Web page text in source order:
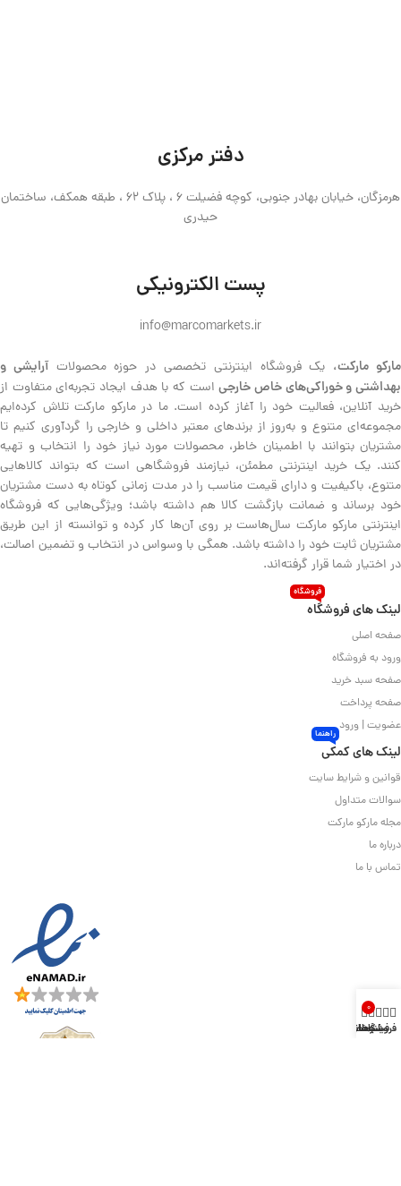
دفتر مرکزی
هرمزگان، خیابان بهادر جنوبی، کوچه فضیلت 6 ، پلاک 62 ، طبقه همکف، ساختمان
حیدری
پست الکترونیکی
info@marcomarkets.ir
مارکو مارکت، یک فروشگاه اینترنتی تخصصی در حوزه محصولاتآرایشی و
بهداشتی و خوراکی‌های خاص خارجیاست که با هدف ایجاد تجربه‌ای متفاوت از
خرید آنلاین، فعالیت خود را آغاز کرده است. ما در مارکو مارکت تلاش کرده‌ایم
مجموعه‌ای متنوع و به‌روز از برندهای معتبر داخلی و خارجی را گردآوری کنیم تا
مشتریان بتوانند با اطمینان خاطر، محصولات مورد نیاز خود را انتخاب و تهیه
کنند. یک خرید اینترنتی مطمئن، نیازمند فروشگاهی است که بتواند کالاهایی
متنوع، باکیفیت و دارای قیمت مناسب را در مدت زمانی کوتاه به دست مشتریان
خود برساند و ضمانت بازگشت کالا هم داشته باشد؛ ویژگی‌هایی که فروشگاه
اینترنتی مارکو مارکت سال‌هاست بر روی آن‌ها کار کرده و توانسته از این طریق
مشتریان ثابت خود را داشته باشد. همگی با وسواس در انتخاب و تضمین اصالت،
در اختیار شما قرار گرفته‌اند.
لینک های فروشگاه
فروشگاه
صفحه اصلی
ورود به فروشگاه
صفحه سبد خرید
صفحه پرداخت
عضویت | ورود
لینک های کمکی
راهنما
قوانین و شرایط سایت
سوالات متداول
مجله مارکو مارکت
درباره ما
تماس با ما
فروشگاه
فیلترها
0
سبد خرید
حساب کاربری من
خانه